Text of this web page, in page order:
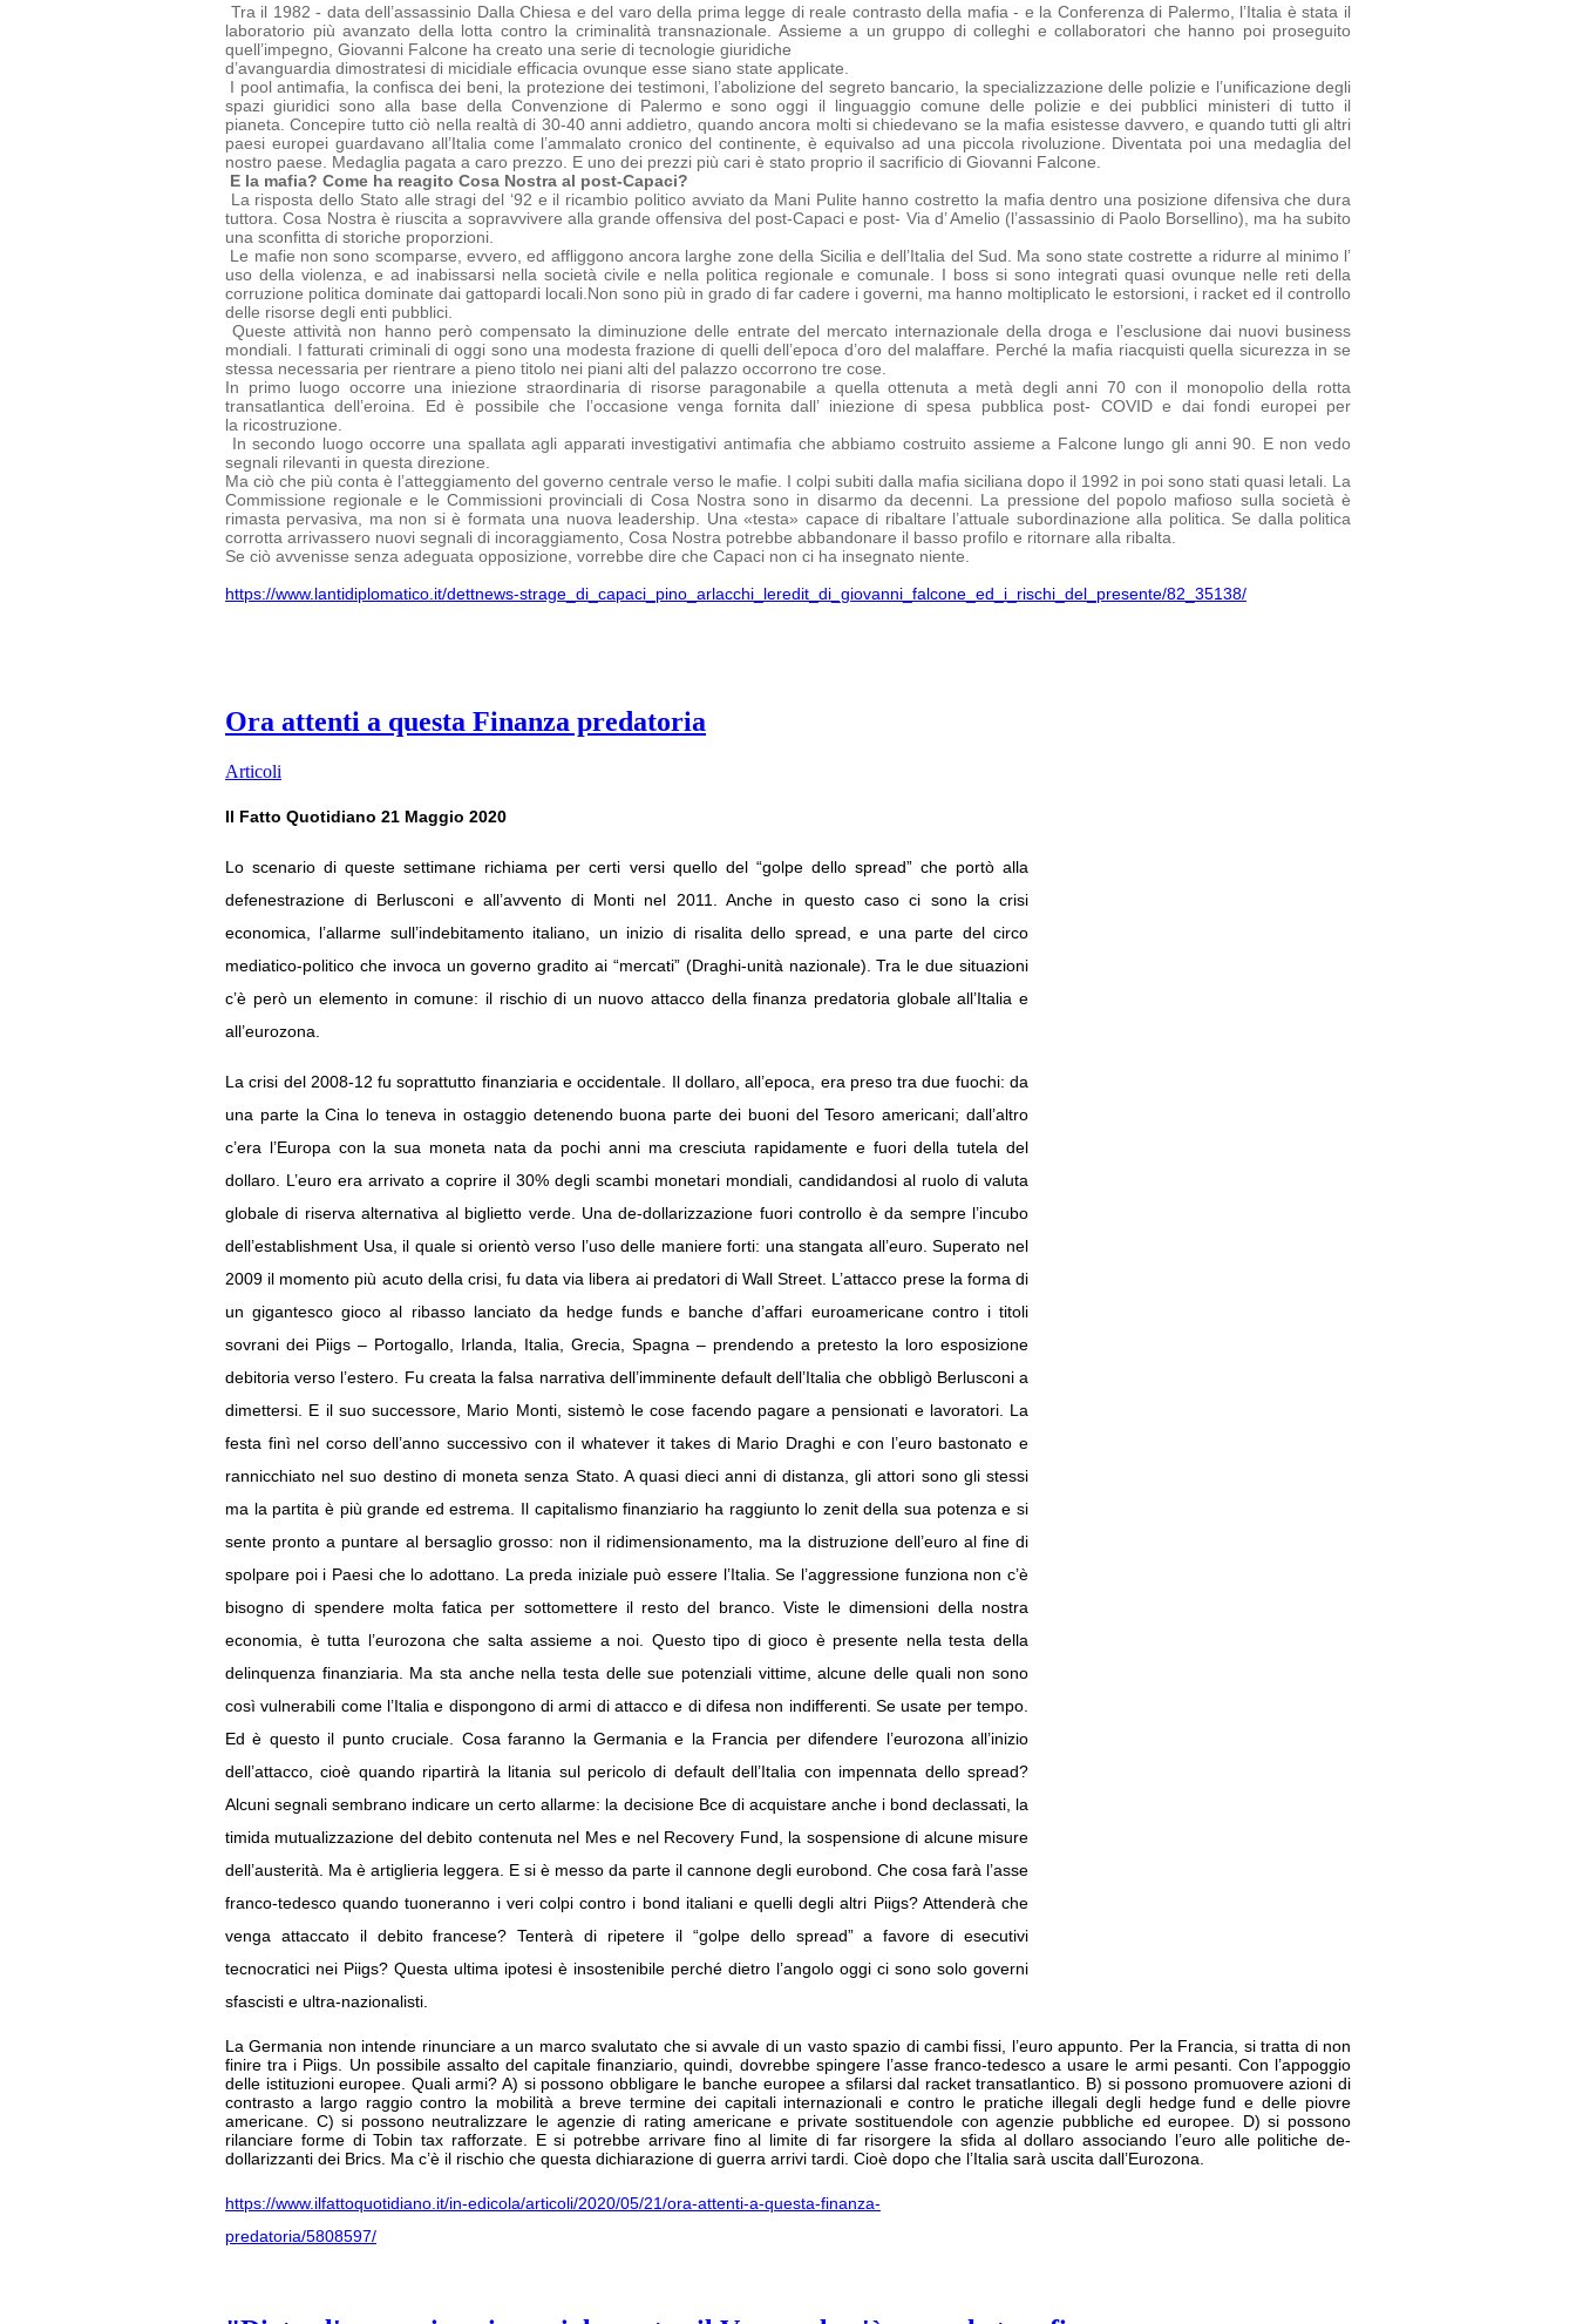
Tra il 1982 - data dell’assassinio Dalla Chiesa e del varo della prima legge di reale contrasto della mafia - e la Conferenza di Palermo, l’Italia è stata il
laboratorio più avanzato della lotta contro la criminalità transnazionale. Assieme a un gruppo di colleghi e collaboratori che hanno poi proseguito
quell’impegno, Giovanni Falcone ha creato una serie di tecnologie giuridiche
d’avanguardia dimostratesi di micidiale efficacia ovunque esse siano state applicate.
I pool antimafia, la confisca dei beni, la protezione dei testimoni, l’abolizione del segreto bancario, la specializzazione delle polizie e l’unificazione degli
spazi giuridici sono alla base della Convenzione di Palermo e sono oggi il linguaggio comune delle polizie e dei pubblici ministeri di tutto il
pianeta.Concepire tutto ciò nella realtà di 30-40 anni addietro, quando ancora molti si chiedevano se la mafia esistesse davvero, e quando tutti gli altri
paesi europei guardavano all’Italia come l’ammalato cronico del continente, è equivalso ad una piccola rivoluzione. Diventata poi una medaglia del
nostro paese. Medaglia pagata a caro prezzo. E uno dei prezzi più cari è stato proprio il sacrificio di Giovanni Falcone.
E la mafia? Come ha reagito Cosa Nostra al post-Capaci?
La risposta dello Stato alle stragi del ‘92 e il ricambio politico avviato da Mani Pulite hanno costretto la mafia dentro una posizione difensiva che dura
tuttora. Cosa Nostra è riuscita a sopravvivere alla grande offensiva del post-Capaci e post- Via d’ Amelio (l’assassinio di Paolo Borsellino), ma ha subito
una sconfitta di storiche proporzioni.
Le mafie non sono scomparse, evvero, ed affliggono ancora larghe zone della Sicilia e dell’Italia del Sud. Ma sono state costrette a ridurre al minimo l’
uso della violenza, e ad inabissarsi nella società civile e nella politica regionale e comunale. I boss si sono integrati quasi ovunque nelle reti della
corruzione politica dominate dai gattopardi locali.Non sono più in grado di far cadere i governi, ma hanno moltiplicato le estorsioni, i racket ed il controllo
delle risorse degli enti pubblici.
Queste attività non hanno però compensato la diminuzione delle entrate del mercato internazionale della droga e l’esclusione dai nuovi business
mondiali. I fatturati criminali di oggi sono una modesta frazione di quelli dell’epoca d’oro del malaffare. Perché la mafia riacquisti quella sicurezza in se
stessa necessaria per rientrare a pieno titolo nei piani alti del palazzo occorrono tre cose.
In primo luogo occorre una iniezione straordinaria di risorse paragonabile a quella ottenuta a metà degli anni 70 con il monopolio della rotta
transatlantica dell’eroina. Ed è possibile che l’occasione venga fornita dall’ iniezione di spesa pubblica post- COVID e dai fondi europei per
la ricostruzione.
In secondo luogo occorre una spallata agli apparati investigativi antimafia che abbiamo costruito assieme a Falcone lungo gli anni 90. E non vedo
segnali rilevanti in questa direzione.
Ma ciò che più conta è l’atteggiamento del governo centrale verso le mafie. I colpi subiti dalla mafia siciliana dopo il 1992 in poi sono stati quasi letali. La
Commissione regionale e le Commissioni provinciali di Cosa Nostra sono in disarmo da decenni. La pressione del popolo mafioso sulla società è
rimasta pervasiva, ma non si è formata una nuova leadership. Una «testa» capace di ribaltare l’attuale subordinazione alla politica. Se dalla politica
corrotta arrivassero nuovi segnali di incoraggiamento, Cosa Nostra potrebbe abbandonare il basso profilo e ritornare alla ribalta.
Se ciò avvenisse senza adeguata opposizione, vorrebbe dire che Capaci non ci ha insegnato niente.
https://www.lantidiplomatico.it/dettnews-strage_di_capaci_pino_arlacchi_leredit_di_giovanni_falcone_ed_i_rischi_del_presente/82_35138/
Ora attenti a questa Finanza predatoria
Articoli
Il Fatto Quotidiano 21 Maggio 2020
Lo scenario di queste settimane richiama per certi versi quello del “golpe dello spread” che portò alla
defenestrazione di Berlusconi e all’avvento di Monti nel 2011. Anche in questo caso ci sono la crisi
economica, l’allarme sull’indebitamento italiano, un inizio di risalita dello spread, e una parte del circo
mediatico-politico che invoca un governo gradito ai “mercati” (Draghi-unità nazionale). Tra le due situazioni
c’è però un elemento in comune: il rischio di un nuovo attacco della finanza predatoria globale all’Italia e
all’eurozona.
La crisi del 2008-12 fu soprattutto finanziaria e occidentale. Il dollaro, all’epoca, era preso tra due fuochi: da
una parte la Cina lo teneva in ostaggio detenendo buona parte dei buoni del Tesoro americani; dall’altro
c’era l’Europa con la sua moneta nata da pochi anni ma cresciuta rapidamente e fuori della tutela del
dollaro. L’euro era arrivato a coprire il 30% degli scambi monetari mondiali, candidandosi al ruolo di valuta
globale di riserva alternativa al biglietto verde. Una de-dollarizzazione fuori controllo è da sempre l’incubo
dell’establishment Usa, il quale si orientò verso l’uso delle maniere forti: una stangata all’euro. Superato nel
2009 il momento più acuto della crisi, fu data via libera ai predatori di Wall Street. L’attacco prese la forma di
un gigantesco gioco al ribasso lanciato da hedge funds e banche d’affari euroamericane contro i titoli
sovrani dei Piigs – Portogallo, Irlanda, Italia, Grecia, Spagna – prendendo a pretesto la loro esposizione
debitoria verso l’estero. Fu creata la falsa narrativa dell’imminente default dell’Italia che obbligò Berlusconi a
dimettersi. E il suo successore, Mario Monti, sistemò le cose facendo pagare a pensionati e lavoratori. La
festa finì nel corso dell’anno successivo con il whatever it takes di Mario Draghi e con l’euro bastonato e
rannicchiato nel suo destino di moneta senza Stato. A quasi dieci anni di distanza, gli attori sono gli stessi
ma la partita è più grande ed estrema. Il capitalismo finanziario ha raggiunto lo zenit della sua potenza e si
sente pronto a puntare al bersaglio grosso: non il ridimensionamento, ma la distruzione dell’euro al fine di
spolpare poi i Paesi che lo adottano. La preda iniziale può essere l’Italia. Se l’aggressione funziona non c’è
bisogno di spendere molta fatica per sottomettere il resto del branco. Viste le dimensioni della nostra
economia, è tutta l’eurozona che salta assieme a noi. Questo tipo di gioco è presente nella testa della
delinquenza finanziaria. Ma sta anche nella testa delle sue potenziali vittime, alcune delle quali non sono
così vulnerabili come l’Italia e dispongono di armi di attacco e di difesa non indifferenti. Se usate per tempo.
Ed è questo il punto cruciale. Cosa faranno la Germania e la Francia per difendere l’eurozona all’inizio
dell’attacco, cioè quando ripartirà la litania sul pericolo di default dell’Italia con impennata dello spread?
Alcuni segnali sembrano indicare un certo allarme: la decisione Bce di acquistare anche i bond declassati, la
timida mutualizzazione del debito contenuta nel Mes e nel Recovery Fund, la sospensione di alcune misure
dell’austerità. Ma è artiglieria leggera. E si è messo da parte il cannone degli eurobond. Che cosa farà l’asse
franco-tedesco quando tuoneranno i veri colpi contro i bond italiani e quelli degli altri Piigs? Attenderà che
venga attaccato il debito francese? Tenterà di ripetere il “golpe dello spread” a favore di esecutivi
tecnocratici nei Piigs? Questa ultima ipotesi è insostenibile perché dietro l’angolo oggi ci sono solo governi
sfascisti e ultra-nazionalisti.
La Germania non intende rinunciare a un marco svalutato che si avvale di un vasto spazio di cambi fissi, l’euro appunto. Per la Francia, si tratta di non
finire tra i Piigs. Un possibile assalto del capitale finanziario, quindi, dovrebbe spingere l’asse franco-tedesco a usare le armi pesanti. Con l’appoggio
delle istituzioni europee. Quali armi? A) si possono obbligare le banche europee a sfilarsi dal racket transatlantico. B) si possono promuovere azioni di
contrasto a largo raggio contro la mobilità a breve termine dei capitali internazionali e contro le pratiche illegali degli hedge fund e delle piovre
americane. C) si possono neutralizzare le agenzie di rating americane e private sostituendole con agenzie pubbliche ed europee. D) si possono
rilanciare forme di Tobin tax rafforzate. E si potrebbe arrivare fino al limite di far risorgere la sfida al dollaro associando l’euro alle politiche de-
dollarizzanti dei Brics. Ma c’è il rischio che questa dichiarazione di guerra arrivi tardi. Cioè dopo che l’Italia sarà uscita dall’Eurozona.
https://www.ilfattoquotidiano.it/in-edicola/articoli/2020/05/21/ora-attenti-a-questa-finanza-
predatoria/5808597/